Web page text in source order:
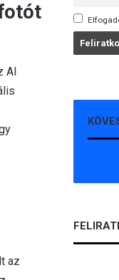
AI
az